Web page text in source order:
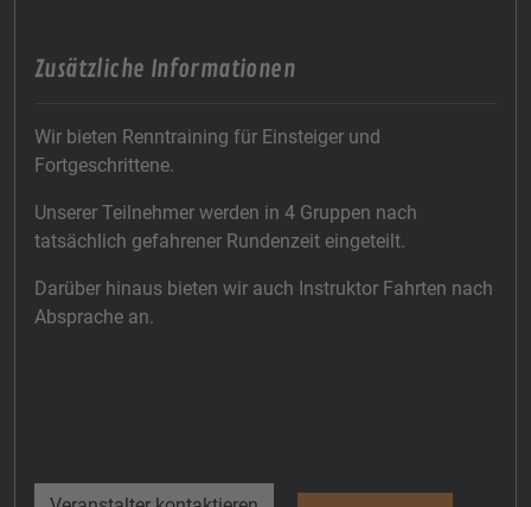
Zusätzliche Informationen
Wir bieten Renntraining für Einsteiger und
Fortgeschrittene.
Unserer Teilnehmer werden in 4 Gruppen nach
tatsächlich gefahrener Rundenzeit eingeteilt.
Darüber hinaus bieten wir auch Instruktor Fahrten nach
Absprache an.